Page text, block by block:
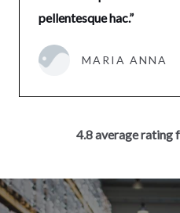
pellentesque hac.”
MARIA ANNA
4.8 average rating